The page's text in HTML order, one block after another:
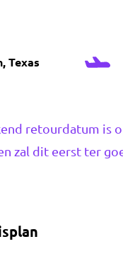
Texas
retourdatum is
zal dit eerst ter